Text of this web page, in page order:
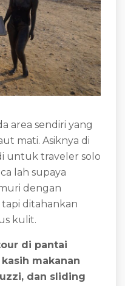
area sendiri yang
mati. Asiknya di
untuk traveler solo
lah supaya
dengan
ditahankan
kulit.
di pantai
makanan
dan sliding